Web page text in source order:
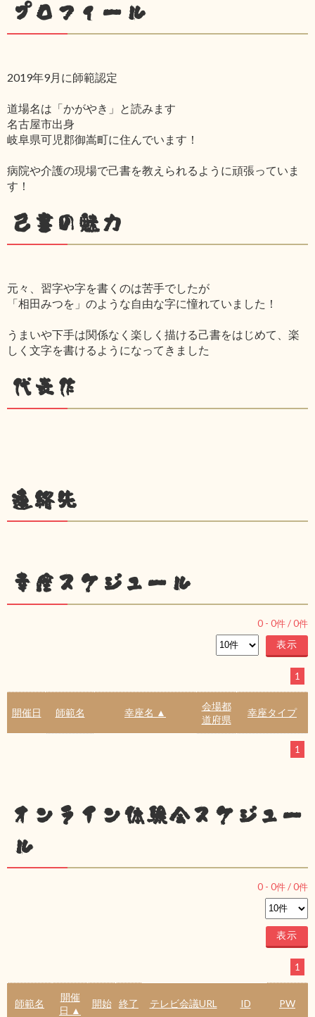
プロフィール
2019年9月に師範認定
道場名は「かがやき」と読みます
名古屋市出身
岐阜県可児郡御嵩町に住んでいます！
病院や介護の現場で己書を教えられるように頑張っていま
す！
己書の魅力
元々、習字や字を書くのは苦手でしたが
「相田みつを」のような自由な字に憧れていました！
うまいや下手は関係なく楽しく描ける己書をはじめて、楽
しく文字を書けるようになってきました
代表作
連絡先
幸座スケジュール
0 - 0件 /0件
1
開催日 師範名 幸座名 ▲
会場都
道府県
幸座タイプ
1
オンライン体験会スケジュー
ル
0 - 0件 /0件
1
師範名
開催
日 ▲
開始 終了 テレビ会議URL ID PW